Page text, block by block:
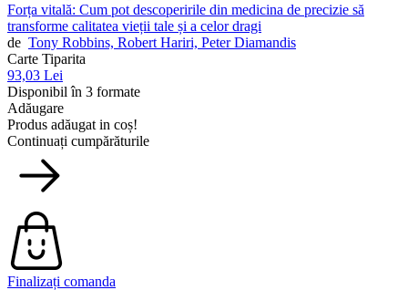
Forța vitală: Cum pot descoperirile din medicina de precizie să
transforme calitatea vieții tale și a celor dragi
de Tony Robbins, Robert Hariri, Peter Diamandis
Carte Tiparita
93,03 Lei
Disponibil în 3 formate
Adăugare
Produs adăugat in coș!
Continuați cumpărăturile
Finalizați comanda